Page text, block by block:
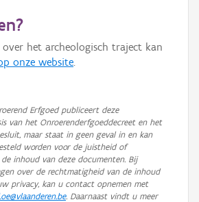
het archeologisch traject kan
onze website.
Erfgoed publiceert deze
van het Onroerenderfgoeddecreet en het
maar staat in geen geval in en kan
worden voor de juistheid of
inhoud van deze documenten. Bij
over de rechtmatigheid van de inhoud
privacy, kan u contact opnemen met
. Daarnaast vindt u meer